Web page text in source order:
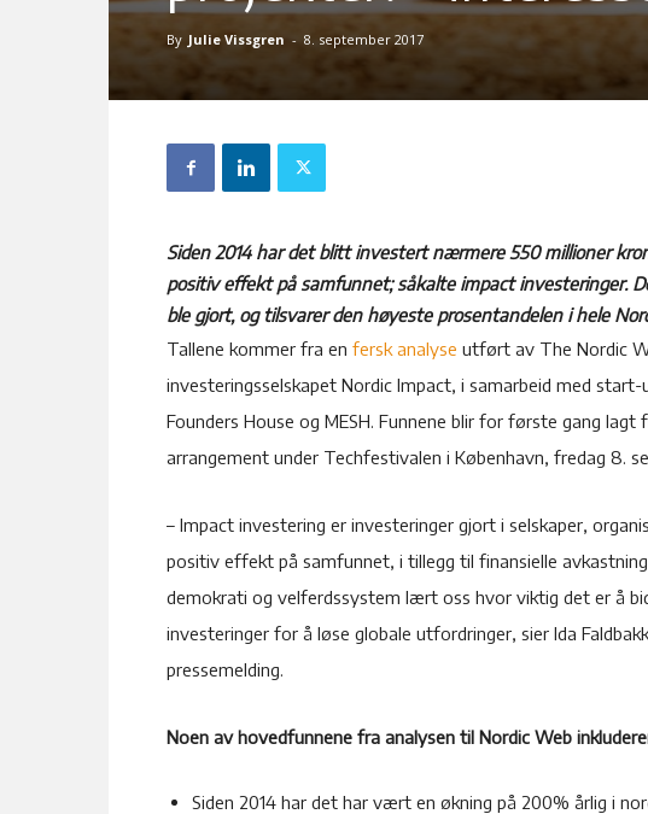
By Julie Vissgren - 8. september 2017
Siden 2014 har det blitt investert nærmere 550 millioner
positiv effekt på samfunnet; såkalte impact investeringer.
ble gjort, og tilsvarer den høyeste prosentandelen i hele
Tallene kommer fra en fersk analyse utført av The Nordic
investeringsselskapet Nordic Impact, i samarbeid med start-
Founders House og MESH. Funnene blir for første gang
arrangement under Techfestivalen i København, fredag 8.
– Impact investering er investeringer gjort i selskaper,
positiv effekt på samfunnet, i tillegg til finansielle
demokrati og velferdssystem lært oss hvor viktig det er å
investeringer for å løse globale utfordringer, sier Ida
pressemelding.
Noen av hovedfunnene fra analysen til Nordic Web
Siden 2014 har det har vært en økning på 200% årlig i